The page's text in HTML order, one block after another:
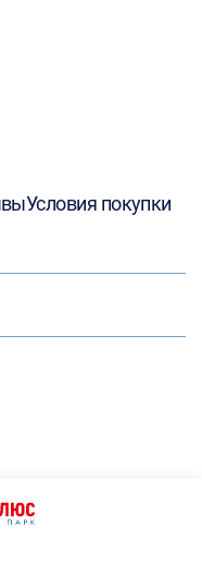
Условия покупки